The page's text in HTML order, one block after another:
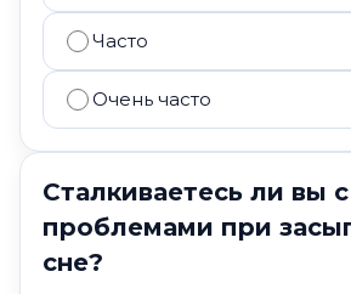
Часто
Очень часто
Сталкиваетесь ли вы с
проблемами при
сне?